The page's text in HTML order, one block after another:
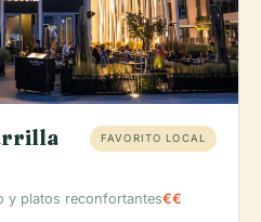
FAVORITO LOCAL
y platos reconfortantes€€